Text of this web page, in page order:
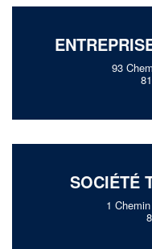
93
SOCIÉTÉ
1